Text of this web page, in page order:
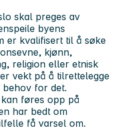
skal preges av
byens
er kvalifisert til å søke
kjønn,
religion eller etnisk
vekt på å tilrettelegge
for det.
føres opp på
har bedt om
få varsel om.